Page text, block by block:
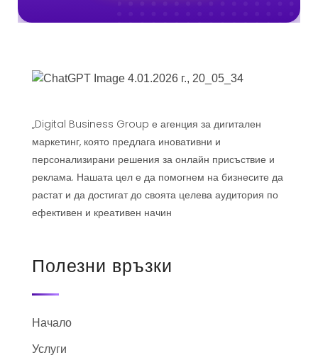
„Digital Business Group е агенция за дигитален
маркетинг, която предлага иновативни и
персонализирани решения за онлайн присъствие и
реклама. Нашата цел е да помогнем на бизнесите да
растат и да достигат до своята целева аудитория по
ефективен и креативен начин
Полезни връзки
Начало
Услуги